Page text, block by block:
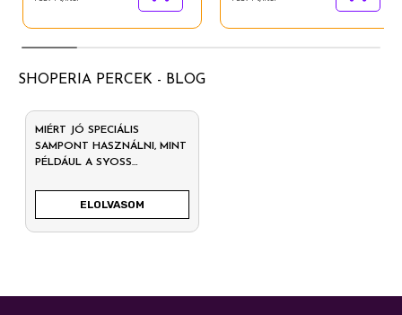
SHOPERIA PERCEK - BLOG
MIÉRT JÓ SPECIÁLIS
SAMPONT HASZNÁLNI, MINT
PÉLDÁUL A SYOSS
ELOLVASOM